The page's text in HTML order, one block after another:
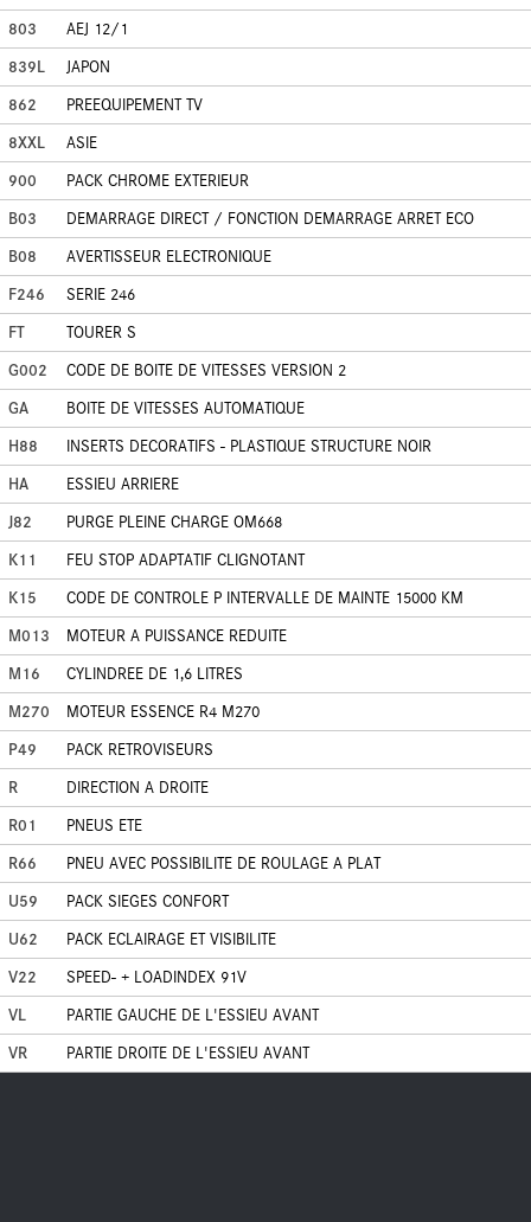
803
AEJ 12/1
839L
JAPON
862
PREEQUIPEMENT TV
8XXL
ASIE
900
PACK CHROME EXTERIEUR
B03
DEMARRAGE DIRECT / FONCTION DEMARRAGE ARRET ECO
B08
AVERTISSEUR ELECTRONIQUE
F246
SERIE 246
FT
TOURER S
G002
CODE DE BOITE DE VITESSES VERSION 2
GA
BOITE DE VITESSES AUTOMATIQUE
H88
INSERTS DECORATIFS - PLASTIQUE STRUCTURE NOIR
HA
ESSIEU ARRIERE
J82
PURGE PLEINE CHARGE OM668
K11
FEU STOP ADAPTATIF CLIGNOTANT
K15
CODE DE CONTROLE P INTERVALLE DE MAINTE 15000 KM
M013
MOTEUR A PUISSANCE REDUITE
M16
CYLINDREE DE 1,6 LITRES
M270
MOTEUR ESSENCE R4 M270
P49
PACK RETROVISEURS
R
DIRECTION A DROITE
R01
PNEUS ETE
R66
PNEU AVEC POSSIBILITE DE ROULAGE A PLAT
U59
PACK SIEGES CONFORT
U62
PACK ECLAIRAGE ET VISIBILITE
V22
SPEED- + LOADINDEX 91V
VL
PARTIE GAUCHE DE L'ESSIEU AVANT
VR
PARTIE DROITE DE L'ESSIEU AVANT